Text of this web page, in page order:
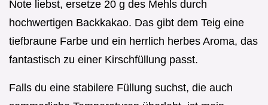
Note liebst, ersetze 20 g des Mehls durch
hochwertigen Backkakao. Das gibt dem Teig eine
tiefbraune Farbe und ein herrlich herbes Aroma, das
fantastisch zu einer Kirschfüllung passt.
Falls du eine stabilere Füllung suchst, die auch